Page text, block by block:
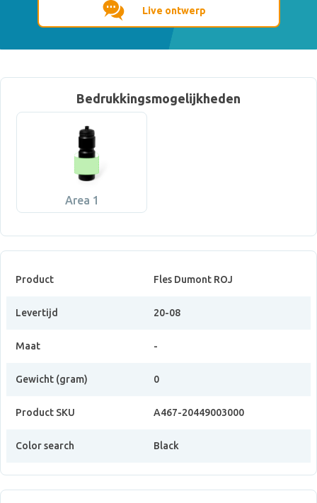
Live ontwerp
Bedrukkingsmogelijkheden
Area 1
Product Fles Dumont ROJ
Levertijd 20-08
Maat -
Gewicht (gram) 0
Product SKU A467-20449003000
Color search Black